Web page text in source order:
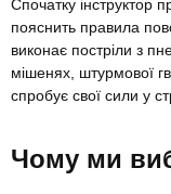
Спочатку інструктор
пояснить правила
виконає постріли з
мішенях, штурмової
спробує свої сили у
Чому ми